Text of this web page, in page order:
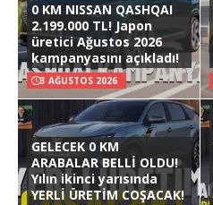
0 KM NISSAN QASHQAI
2.199.000 TL! Japon
üretici Ağustos 2026
kampanyasını açıkladı!
3 AĞUSTOS 2026
GELECEK 0 KM
ARABALAR BELLİ OLDU!
Yılın ikinci yarısında
YERLİ ÜRETİM COŞACAK!